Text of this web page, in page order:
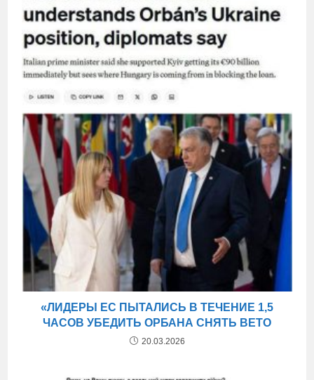
«ЛИДЕРЫ ЕС ПЫТАЛИСЬ В ТЕЧЕНИЕ 1,5
ЧАСОВ УБЕДИТЬ ОРБАНА СНЯТЬ ВЕТО
20.03.2026